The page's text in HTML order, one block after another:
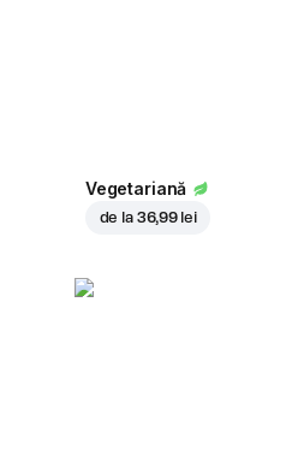
Vegetariană
de la 36,99 lei